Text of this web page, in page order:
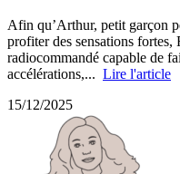
Afin qu’Arthur, petit garçon
profiter des sensations
radiocommandé capable de
accélérations,... Lire l'article
15/12/2025